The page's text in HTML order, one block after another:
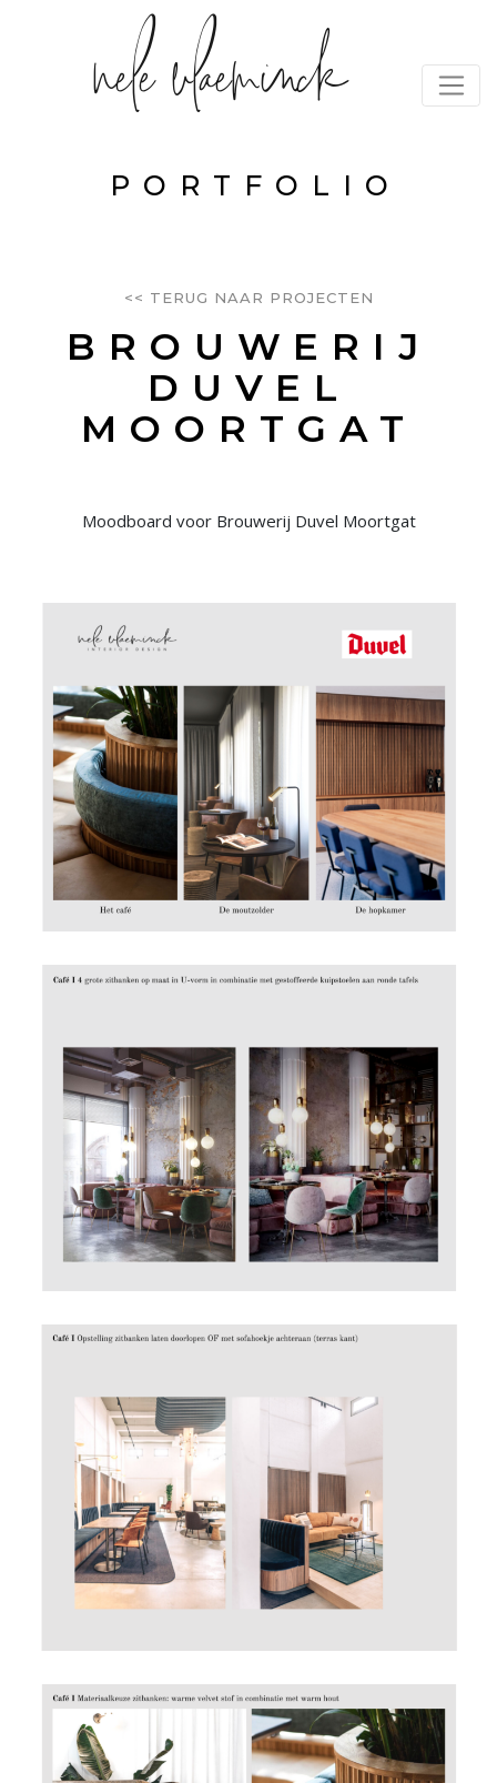
nele vlaeminck
PORTFOLIO
<< TERUG NAAR PROJECTEN
BROUWERIJ
DUVEL
MOORTGAT
Moodboard voor Brouwerij Duvel Moortgat